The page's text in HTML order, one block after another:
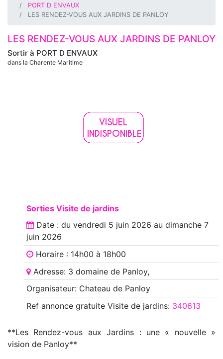
PORT D ENVAUX
LES RENDEZ-VOUS AUX JARDINS DE PANLOY
Sortir à PORT D ENVAUX
dans la Charente Maritime
LES RENDEZ-VOUS AUX JARDINS DE PANLOY
Sorties Visite de jardins
Date : du vendredi 5 juin 2026 au dimanche 7
juin 2026
Horaire : 14h00 à 18h00
Adresse: 3 domaine de Panloy,
Organisateur: Chateau de Panloy
Ref annoncegratuite Visite de jardins: 340613
**Les Rendez-vous aux Jardins : une « nouvelle »
vision de Panloy**